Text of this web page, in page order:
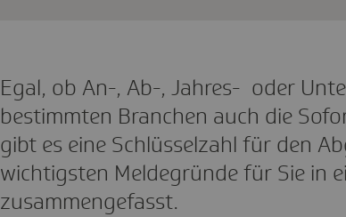
Egal, ob An-, Ab-, Jahres- oder
bestimmten Branchen auch die
gibt es eine Schlüsselzahl für den
wichtigsten Meldegründe für Sie in
zusammengefasst.